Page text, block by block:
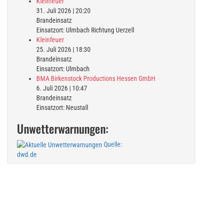
31. Juli 2026 |20:20
Brandeinsatz
Einsatzort: Ulmbach Richtung Uerzell
Kleinfeuer
25. Juli 2026 | 18:30
Brandeinsatz
Einsatzort: Ulmbach
BMA Birkenstock Productions Hessen GmbH
6. Juli 2026 | 10:47
Brandeinsatz
Einsatzort: Neustall
Unwetterwarnungen:
Quelle:
dwd.de